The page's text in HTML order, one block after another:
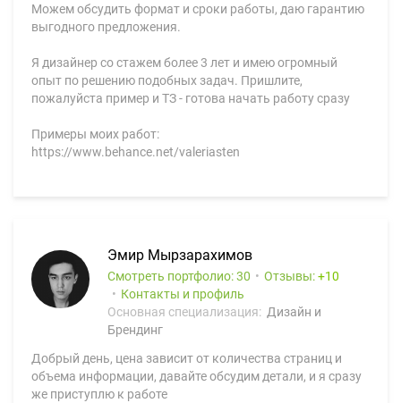
Можем обсудить формат и сроки работы, даю гарантию
выгодного предложения.
Я дизайнер со стажем более 3 лет и имею огромный
опыт по решению подобных задач. Пришлите,
пожалуйста пример и ТЗ - готова начать работу сразу
Примеры моих работ:
https://www.behance.net/valeriasten
Эмир Мырзарахимов
Смотреть портфолио: 30 Отзывы:
10
Контакты и профиль
Основная специализация: Дизайн и
Брендинг
Добрый день, цена зависит от количества страниц и
объема информации, давайте обсудим детали, и я сразу
же приступлю к работе